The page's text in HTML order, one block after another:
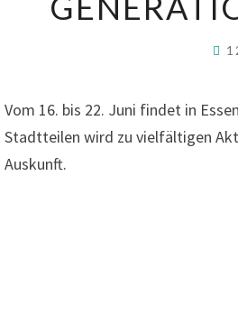
Vom 16. bis 22. Juni findet in
Stadtteilen wird zu vielfältigen
Auskunft.